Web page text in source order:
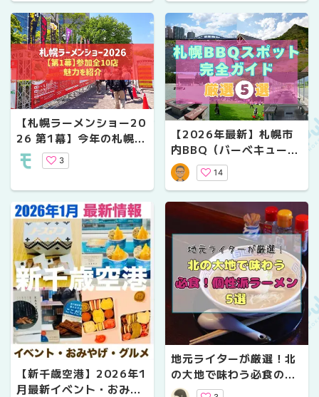
5/31)
【札幌ラーメンショー20
26 第1幕】今年の札幌も
熱い！参加全10店を先取
り紹介(第1幕：5/18-5/
3
【2026年最新】札幌市
内BBQ（バーベキュー）
スポット完全ガイド｜予
約不要から設備充実まで
厳選5選
14
【新千歳空港】2026年1
月最新イベント・おみや
地元ライターが厳選！北
の大地で味わう必食の個
性派ラーメン5選